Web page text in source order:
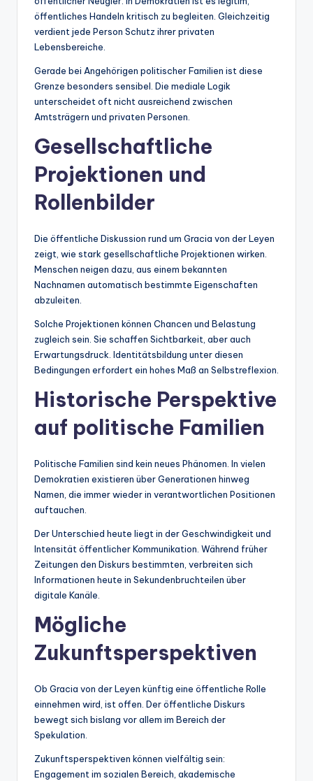
öffentliches Handeln kritisch zu begleiten. Gleichzeitig
verdient jede Person Schutz ihrer privaten
Lebensbereiche.
Gerade bei Angehörigen politischer Familien ist diese
Grenze besonders sensibel. Die mediale Logik
unterscheidet oft nicht ausreichend zwischen
Amtsträgern und privaten Personen.
Gesellschaftliche
Projektionen und
Rollenbilder
Die öffentliche Diskussion rund um Gracia von der Leyen
zeigt, wie stark gesellschaftliche Projektionen wirken.
Menschen neigen dazu, aus einem bekannten
Nachnamen automatisch bestimmte Eigenschaften
abzuleiten.
Solche Projektionen können Chancen und Belastung
zugleich sein. Sie schaffen Sichtbarkeit, aber auch
Erwartungsdruck. Identitätsbildung unter diesen
Bedingungen erfordert ein hohes Maß an Selbstreflexion.
Historische Perspektive
auf politische Familien
Politische Familien sind kein neues Phänomen. In vielen
Demokratien existieren über Generationen hinweg
Namen, die immer wieder in verantwortlichen Positionen
auftauchen.
Der Unterschied heute liegt in der Geschwindigkeit und
Intensität öffentlicher Kommunikation. Während früher
Zeitungen den Diskurs bestimmten, verbreiten sich
Informationen heute in Sekundenbruchteilen über
digitale Kanäle.
Mögliche
Zukunftsperspektiven
Ob Gracia von der Leyen künftig eine öffentliche Rolle
einnehmen wird, ist offen. Der öffentliche Diskurs
bewegt sich bislang vor allem im Bereich der
Spekulation.
Zukunftsperspektiven können vielfältig sein:
Engagement im sozialen Bereich, akademische